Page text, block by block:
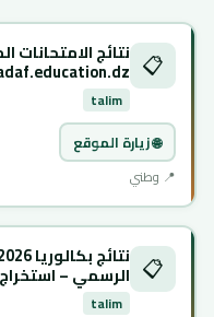
📋
talim
🌐 زيارة الموقع
📍 وطني
📋 الرسمي –
talim